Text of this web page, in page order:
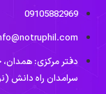
09105882969
دفتر مرکزی:
سرامدان راه دانش